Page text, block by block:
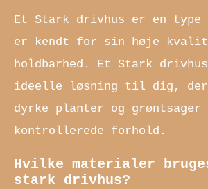
Et Stark drivhus er en type
er kendt for sin høje
holdbarhed. Et Stark
ideelle løsning til dig, der
dyrke planter og grøntsager
kontrollerede forhold.
Hvilke materialer
stark drivhus?